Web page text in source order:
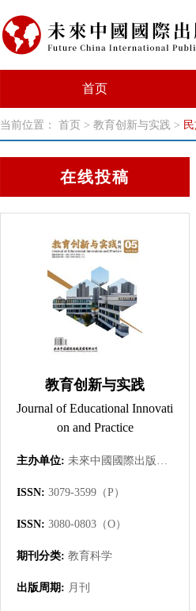
首页
当前位置： 首页 > 教育创新与实践 >
在线投稿
教育创新与实践
Journal of Educational Innovati
on and Practice
主办单位: 未來中國國際出版集團有限公司
ISSN: 3079-3599（P）
ISSN: 3080-0803（O）
期刊分类: 教育科学
出版周期: 月刊